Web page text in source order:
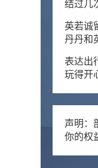
结过几
英若诚
丹丹和
表达出
玩得开
声明：
你的权